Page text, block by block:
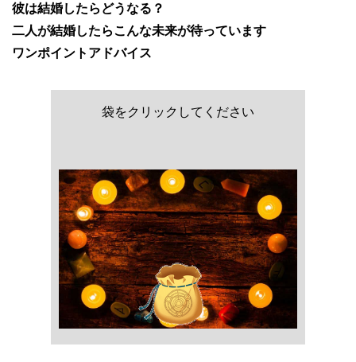
彼は結婚したらどうなる？
二人が結婚したらこんな未来が待っています
ワンポイントアドバイス
袋をクリックしてください